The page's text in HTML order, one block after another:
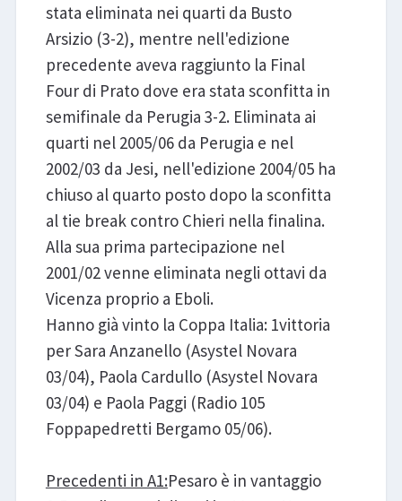
stata eliminata nei quarti da Busto
Arsizio (3-2), mentre nell'edizione
precedente aveva raggiunto la Final
Four di Prato dove era stata sconfitta in
semifinale da Perugia 3-2. Eliminata ai
quarti nel 2005/06 da Perugia e nel
2002/03 da Jesi, nell'edizione 2004/05 ha
chiuso al quarto posto dopo la sconfitta
al tie break contro Chieri nella finalina.
Alla sua prima partecipazione nel
2001/02 venne eliminata negli ottavi da
Vicenza proprio a Eboli.
Hanno già vinto la Coppa Italia: 1vittoria
per Sara Anzanello (Asystel Novara
03/04), Paola Cardullo (Asystel Novara
03/04) e Paola Paggi (Radio 105
Foppapedretti Bergamo 05/06).
Precedenti in A1:Pesaro è in vantaggio